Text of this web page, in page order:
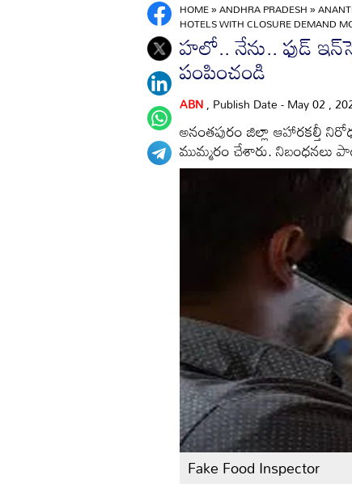
HOME»ANDHRA PRADESH»
HOTELS WITH CLOSURE DEMAND
హలో.. నేను.. ఫుడ్‌
పంపించండి
ABN, Publish Date - May 02 ,
అనంతపురం జిల్లా ఆహారకల్తీ
ముమ్మరం చేశారు. నిబంధనలు
Fake Food Inspector